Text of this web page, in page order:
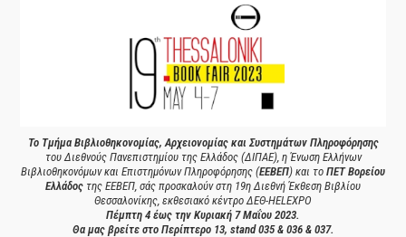
Το Τμήμα Βιβλιοθηκονομίας, Αρχειονομίας και Συστημάτων Πληροφόρησης
του Διεθνούς Πανεπιστημίου της Ελλάδος (ΔΙΠΑΕ), η Ένωση Ελλήνων
Βιβλιοθηκονόμων και Επιστημόνων Πληροφόρησης (ΕΕΒΕΠ) και το ΠΕΤ Βορείου
Ελλάδος της ΕΕΒΕΠ, σάς προσκαλούν στη 19η Διεθνή Έκθεση Βιβλίου
Θεσσαλονίκης, εκθεσιακό κέντρο ΔΕΘ-HELEXPO
Πέμπτη 4 έως την Κυριακή 7 Μαΐου 2023.
Θα μας βρείτε στο Περίπτερο 13, stand 035 & 036 & 037.